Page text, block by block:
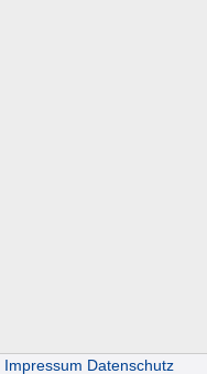
Impressum Datenschutz